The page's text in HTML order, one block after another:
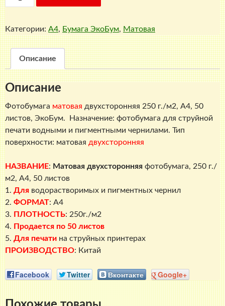
товара
Матовая
фотобумага
двухсторонняя,
250
г./
м2,
A4,
50
листов,
ЭкоБум
Категории: A4, Бумага ЭкоБум, Матовая
Описание
Описание
Фотобумага матовая двухсторонняя 250 г./м2, A4, 50
листов, ЭкоБум. Назначение: фотобумага для струйной
печати водными и пигментными чернилами. Тип
поверхности: матовая двухсторонняя
НАЗВАНИЕ: Матовая двухсторонняя фотобумага, 250 г./
м2, A4, 50 листов
1. Для водорастворимых и пигментных чернил
2. ФОРМАТ: A4
3. ПЛОТНОСТЬ: 250г./м2
4. Продается по 50 листов
5. Для печати на струйных принтерах
ПРОИЗВОДСТВО: Китай
Facebook Twitter Вконтакте Google+